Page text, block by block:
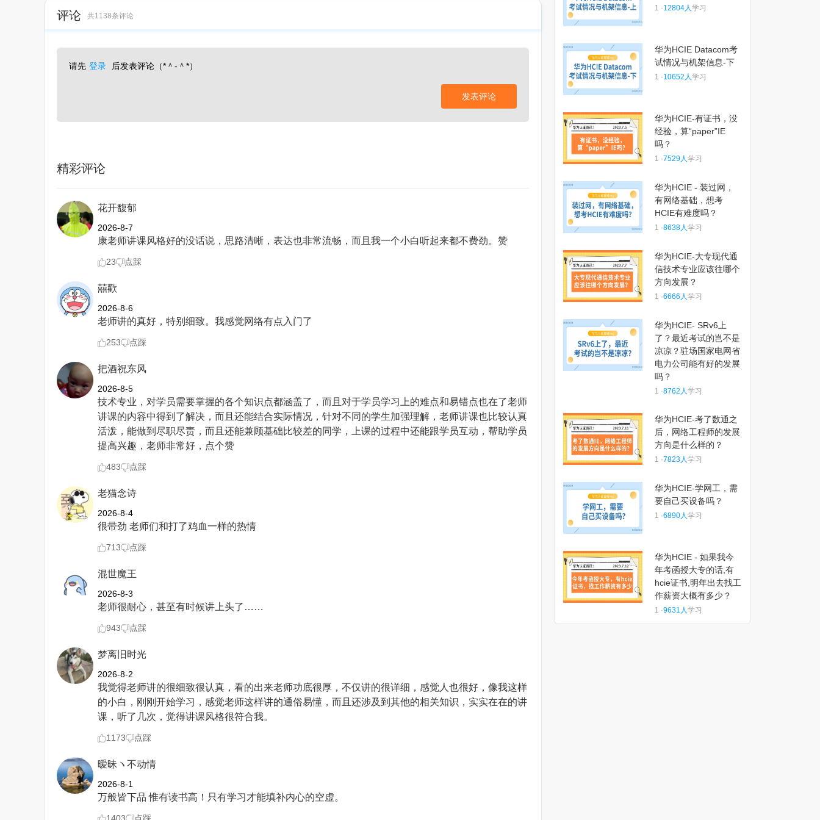
评论 共1138条评论
请先 登录 后发表评论（*＾-＾*）
发表评论
精彩评论
花开馥郁
2026-8-7
康老师讲课风格好的没话说，思路清晰，表达也非常流畅，而且我一个小白听起来都不费劲。赞
23 点踩
囍歡
2026-8-6
老师讲的真好，特别细致。我感觉网络有点入门了
253 点踩
把酒祝东风
2026-8-5
技术专业，对学员需要掌握的各个知识点都涵盖了，而且对于学员学习上的难点和易错点也在了老师
讲课的内容中得到了解决，而且还能结合实际情况，针对不同的学生加强理解，老师讲课也比较认真
活泼，能做到尽职尽责，而且还能兼顾基础比较差的同学，上课的过程中还能跟学员互动，帮助学员
提高兴趣，老师非常好，点个赞
483 点踩
老猫念诗
2026-8-4
很带劲 老师们和打了鸡血一样的热情
713 点踩
混世魔王
2026-8-3
老师很耐心，甚至有时候讲上头了……
943 点踩
梦离旧时光
2026-8-2
我觉得老师讲的很细致很认真，看的出来老师功底很厚，不仅讲的很详细，感觉人也很好，像我这样
的小白，刚刚开始学习，感觉老师这样讲的通俗易懂，而且还涉及到其他的相关知识，实实在在的讲
课，听了几次，觉得讲课风格很符合我。
1173 点踩
暧昧ヽ不动情
2026-8-1
万般皆下品 惟有读书高！只有学习才能填补内心的空虚。
1 ·12804人学习
华为HCIE Datacom考
试情况与机架信息-下
1 ·10652人学习
华为HCIE-有证书，没
经验，算“paper”IE
吗？
1 ·7529人学习
华为HCIE - 装过网，
有网络基础，想考
HCIE有难度吗？
1 ·8638人学习
华为HCIE-大专现代通
信技术专业应该往哪个
方向发展？
1 ·6666人学习
华为HCIE- SRv6上
了？最近考试的岂不是
凉凉？驻场国家电网省
电力公司能有好的发展
吗？
1 ·8762人学习
华为HCIE-考了数通之
后，网络工程师的发展
方向是什么样的？
1 ·7823人学习
华为HCIE-学网工，需
要自己买设备吗？
1 ·6890人学习
华为HCIE - 如果我今
年考函授大专的话,有
hcie证书,明年出去找工
作薪资大概有多少？
1 ·9631人学习